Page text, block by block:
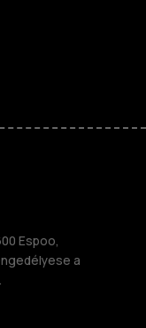
Espoo,
a